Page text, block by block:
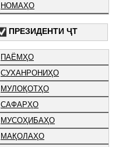
НОМАҲО
ПРЕЗИДЕНТИ ҶТ
ПАЁМҲО
СУХАНРОНИҲО
МУЛОҚОТҲО
САФАРҲО
МУСОҲИБАҲО
МАҚОЛАҲО